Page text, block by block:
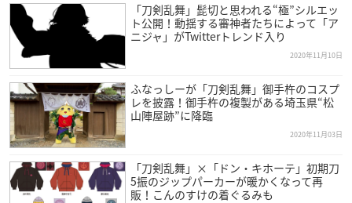
「刀剣乱舞」髭切と思われる“極”シルエッ
ト公開！動揺する審神者たちによって「ア
ニジャ」がTwitterトレンド入り
2020年11月10日
ふなっしーが「刀剣乱舞」御手杵のコスプ
レを披露！御手杵の複製がある埼玉県“松
山陣屋跡”に降臨
2020年11月03日
「刀剣乱舞」×「ドン・キホーテ」初期刀
5振のジップパーカーが暖かくなって再
販！こんのすけの着ぐるみも